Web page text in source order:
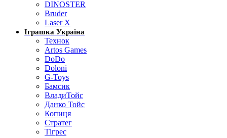
DINOSTER
Bruder
Laser X
Іграшка Україна
Технок
Artos Games
DoDo
Doloni
G-Toys
Бамсик
ВладиТойс
Данко Тойс
Копиця
Стратег
Тігрес